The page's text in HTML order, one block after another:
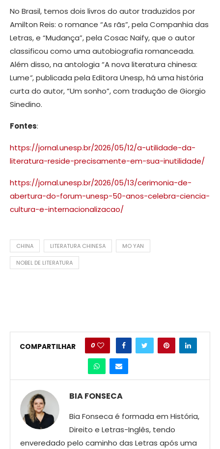
No Brasil, temos dois livros do autor traduzidos por
Amilton Reis: o romance “As rãs”, pela Companhia das
Letras, e “Mudança”, pela Cosac Naify, que o autor
classificou como uma autobiografia romanceada.
Além disso, na antologia “A nova literatura chinesa:
Lume”, publicada pela Editora Unesp, há uma história
curta do autor, “Um sonho”, com tradução de Giorgio
Sinedino.
Fontes:
https://jornal.unesp.br/2026/05/12/a-utilidade-da-
literatura-reside-precisamente-em-sua-inutilidade/
https://jornal.unesp.br/2026/05/13/cerimonia-de-
abertura-do-forum-unesp-50-anos-celebra-ciencia-
cultura-e-internacionalizacao/
CHINA LITERATURA CHINESA MO YAN
NOBEL DE LITERATURA
COMPARTILHAR 0
BIA FONSECA
Bia Fonseca é formada em História,
Direito e Letras-Inglês, tendo
enveredado pelo caminho das Letras após uma